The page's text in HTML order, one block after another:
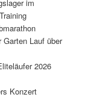
im
Lauf über
2026
Konzert